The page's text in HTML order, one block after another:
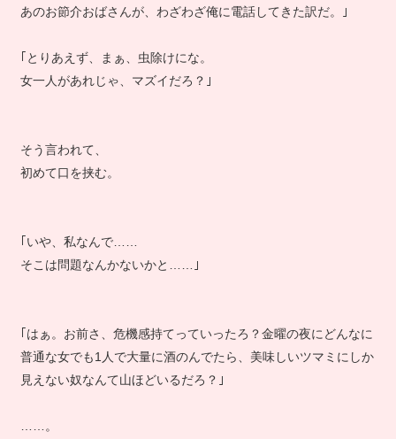
あのお節介おばさんが、わざわざ俺に電話してきた訳だ。｣
｢とりあえず、まぁ、虫除けにな。
女一人があれじゃ、マズイだろ？｣
そう言われて、
初めて口を挟む。
｢いや、私なんで……
そこは問題なんかないかと……｣
｢はぁ。お前さ、危機感持てっていったろ？金曜の夜にどんなに
普通な女でも1人で大量に酒のんでたら、美味しいツマミにしか
見えない奴なんて山ほどいるだろ？｣
……。